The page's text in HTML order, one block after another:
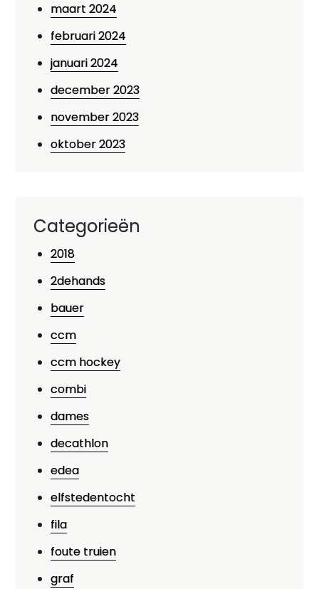
maart 2024
februari 2024
januari 2024
december 2023
november 2023
oktober 2023
Categorieën
2018
2dehands
bauer
ccm
ccm hockey
combi
dames
decathlon
edea
elfstedentocht
fila
foute truien
graf